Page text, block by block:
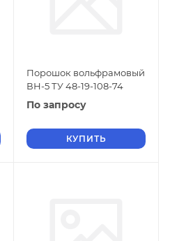
Порошок вольфрамовый
ВН-5 ТУ 48-19-108-74
По запросу
КУПИТЬ